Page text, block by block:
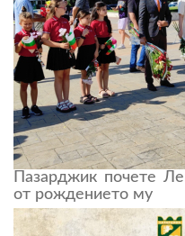
Пазарджик почете
от рождението му